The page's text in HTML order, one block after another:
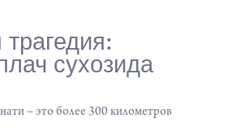
сухозида
– это более 300 километров